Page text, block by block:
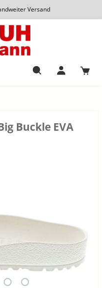
Versand
Buckle EVA